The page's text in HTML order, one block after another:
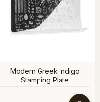
Modern Greek Indigo
Stamping Plate